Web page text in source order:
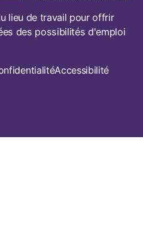
lieu de travail pour offrir
des possibilités d'emploi
Accessibilité